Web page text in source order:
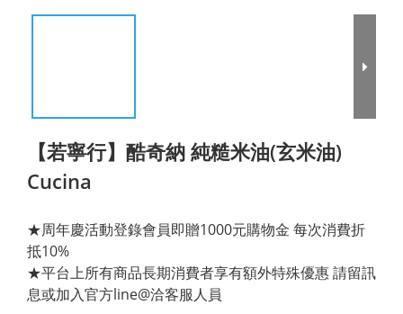
【若寧行】酷奇納 純糙米油(玄米油)
Cucina
★周年慶活動登錄會員即贈1000元購物金 每次消費折
抵10%
★平台上所有商品長期消費者享有額外特殊優惠 請留訊
息或加入官方line@洽客服人員